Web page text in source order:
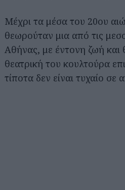
Μέχρι τα μέσα του 20ου
θεωρούταν μια από τις
Αθήνας, με έντονη ζωή και
θεατρική του κουλτούρα
τίποτα δεν είναι τυχαίο σε